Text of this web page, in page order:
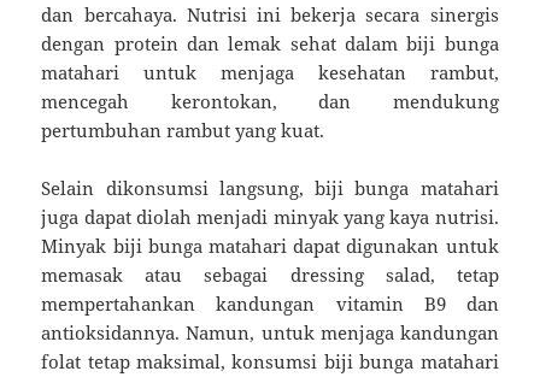
dan bercahaya. Nutrisi ini bekerja secara sinergis
dengan protein dan lemak sehat dalam biji bunga
matahari untuk menjaga kesehatan rambut,
mencegah kerontokan, dan mendukung
pertumbuhan rambut yang kuat.
Selain dikonsumsi langsung, biji bunga matahari
juga dapat diolah menjadi minyak yang kaya nutrisi.
Minyak biji bunga matahari dapat digunakan untuk
memasak atau sebagai dressing salad, tetap
mempertahankan kandungan vitamin B9 dan
antioksidannya. Namun, untuk menjaga kandungan
folat tetap maksimal, konsumsi biji bunga matahari